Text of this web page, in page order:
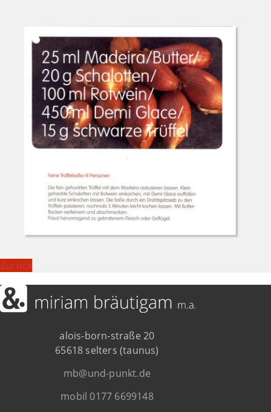
Zurück
alois-born-straße 20
65618 selters (taunus)
mb@und-punkt.de
mobil 0177 6699148